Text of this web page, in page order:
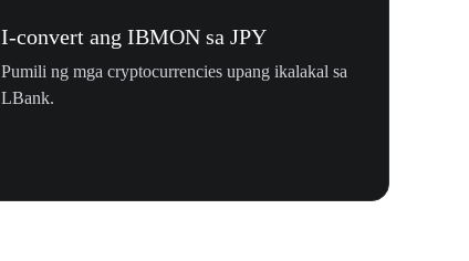
I-convert ang IBMON sa JPY
Pumili ng mga cryptocurrencies upang ikalakal sa
LBank.